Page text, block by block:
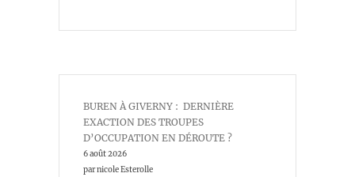
BUREN À GIVERNY : DERNIÈRE
EXACTION DES TROUPES
D’OCCUPATION EN DÉROUTE ?
6 août 2026
par nicole Esterolle